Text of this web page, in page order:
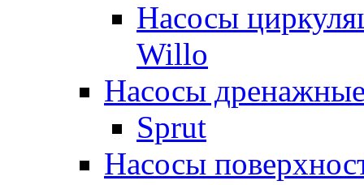
Насосы
Willo
Насосы
Sprut
Насосы